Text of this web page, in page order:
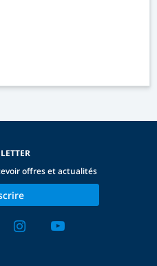
offres et actualités